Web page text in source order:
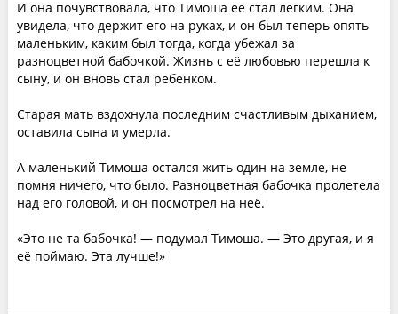
И она почувствовала, что Тимоша её стал лёгким. Она
увидела, что держит его на руках, и он был теперь опять
маленьким, каким был тогда, когда убежал за
разноцветной бабочкой. Жизнь с её любовью перешла к
сыну, и он вновь стал ребёнком.
Старая мать вздохнула последним счастливым дыханием,
оставила сына и умерла.
А маленький Тимоша остался жить один на земле, не
помня ничего, что было. Разноцветная бабочка пролетела
над его головой, и он посмотрел на неё.
«Это не та бабочка! — подумал Тимоша. — Это другая, и я
её поймаю. Эта лучше!»